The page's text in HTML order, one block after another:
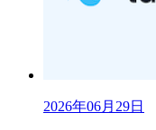
2026年06月29日